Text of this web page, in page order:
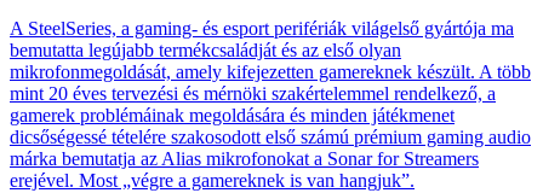
A SteelSeries, a gaming- és esport perifériák világelső gyártója ma
bemutatta legújabb termékcsaládját és az első olyan
mikrofonmegoldását, amely kifejezetten gamereknek készült. A több
mint 20 éves tervezési és mérnöki szakértelemmel rendelkező, a
gamerek problémáinak megoldására és minden játékmenet
dicsőségessé tételére szakosodott első számú prémium gaming audio
márka bemutatja az Alias mikrofonokat a Sonar for Streamers
erejével. Most „végre a gamereknek is van hangjuk”.